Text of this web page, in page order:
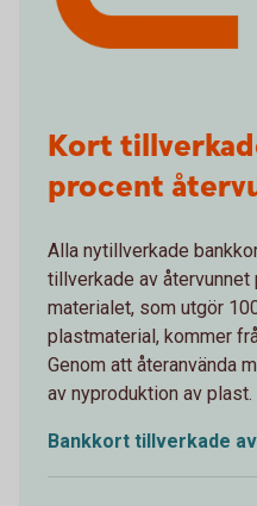
Kort
procent
Alla nytillverkade
tillverkade av återvunnet
materialet, som utgör
plastmaterial, kommer
Genom att återanvända
av nyproduktion av plast.
Bankkort tillverkade